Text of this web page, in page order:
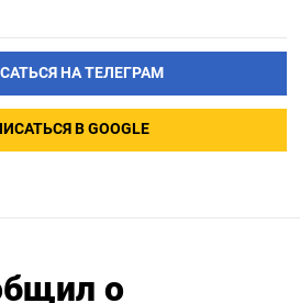
НА ТЕЛЕГРАМ
В GOOGLE
о